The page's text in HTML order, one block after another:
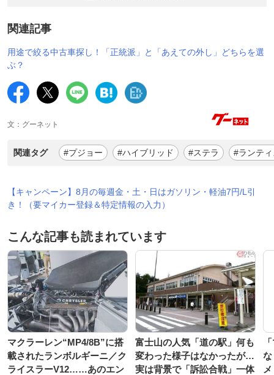
関連記事
用途で絞る中古車探し！「正統派」と「あえての外し」どちらを選
ぶ？
文：グーネット
関連タグ #プジョー #ハイブリッド #ステラ #ランテ
【キャンペーン】8月の毎週金・土・日はガソリン・軽油7円/L引
き！（要マイカー登録＆特定情報の入力）
こんな記事も読まれています
マクラーレン“MP4/8B”に搭
載されたランボルギーニ／ク
ライスラーV12……あのエン
富士山の人気「道の駅」何も
変わった様子はなかったが…
実は背景で「訴訟合戦」一体
な